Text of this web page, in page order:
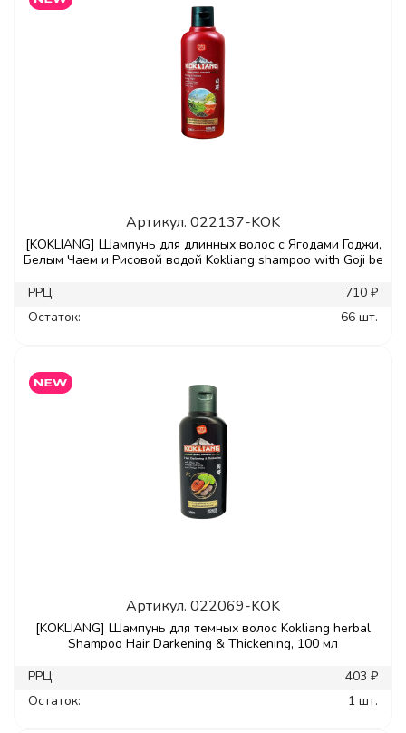
Артикул. 022137-KOK
[KOKLIANG] Шампунь для длинных волос с Ягодами Годжи,
Белым Чаем и Рисовой водой Kokliang shampoo with Goji be
РРЦ:
710 ₽
Остаток:
66 шт.
Артикул. 022069-KOK
[KOKLIANG] Шампунь для темных волос Kokliang herbal
Shampoo Hair Darkening & Thickening, 100 мл
РРЦ:
403 ₽
Остаток:
1 шт.